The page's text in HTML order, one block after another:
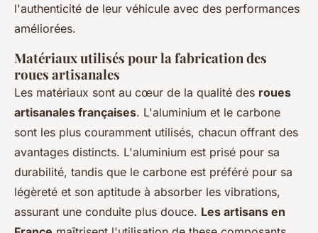
l'authenticité de leur véhicule avec des performances
améliorées.
Matériaux utilisés pour la fabrication des
roues artisanales
Les matériaux sont au cœur de la qualité des roues
artisanales françaises. L'aluminium et le carbone
sont les plus couramment utilisés, chacun offrant des
avantages distincts. L'aluminium est prisé pour sa
durabilité, tandis que le carbone est préféré pour sa
légèreté et son aptitude à absorber les vibrations,
assurant une conduite plus douce. Les artisans en